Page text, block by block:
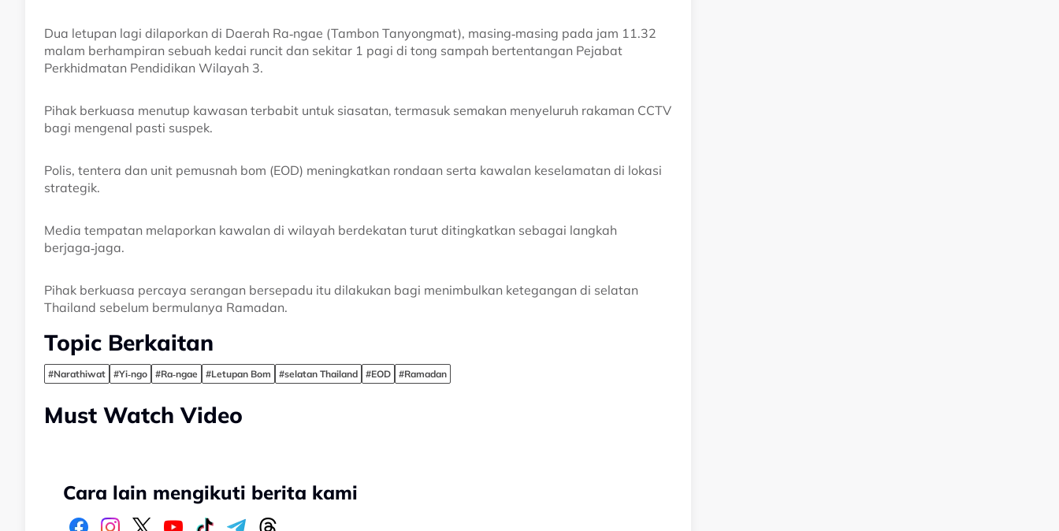
Dua letupan lagi dilaporkan di Daerah Ra‑ngae (Tambon Tanyongmat), masing‑masing pada jam 11.32
malam berhampiran sebuah kedai runcit dan sekitar 1 pagi di tong sampah bertentangan Pejabat
Perkhidmatan Pendidikan Wilayah 3.
Pihak berkuasa menutup kawasan terbabit untuk siasatan, termasuk semakan menyeluruh rakaman CCTV
bagi mengenal pasti suspek.
Polis, tentera dan unit pemusnah bom (EOD) meningkatkan rondaan serta kawalan keselamatan di lokasi
strategik.
Media tempatan melaporkan kawalan di wilayah berdekatan turut ditingkatkan sebagai langkah
berjaga‑jaga.
Pihak berkuasa percaya serangan bersepadu itu dilakukan bagi menimbulkan ketegangan di selatan
Thailand sebelum bermulanya Ramadan.
Topic Berkaitan
#Narathiwat #Yi‑ngo #Ra‑ngae #Letupan Bom #selatan Thailand #EOD #Ramadan
Must Watch Video
Cara lain mengikuti berita kami